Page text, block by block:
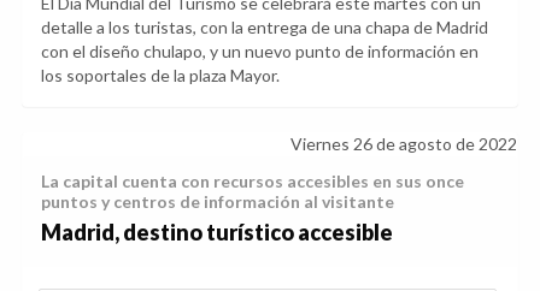
detalle a los turistas, con la entrega de una chapa de Madrid
con el diseño chulapo, y un nuevo punto de información en
los soportales de la plaza Mayor.
Viernes 26 de agosto de 2022
La capital cuenta con recursos accesibles en sus once
puntos y centros de información al visitante
Madrid, destino turístico accesible